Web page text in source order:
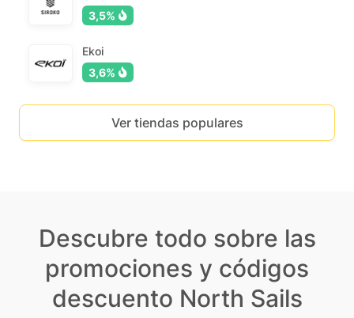
3,5%
Ekoi
3,6%
Ver tiendas populares
Descubre todo sobre las
promociones y códigos
descuento North Sails